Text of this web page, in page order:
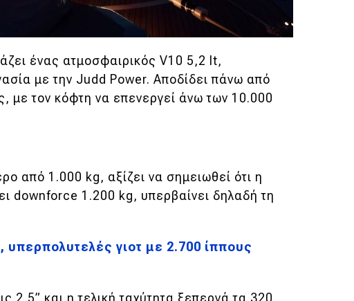
ένας ατμοσφαιρικός V10 5,2 lt,
με την Judd Power. Aποδίδει πάνω από
με τον κόφτη να επενεργεί άνω των 10.000
από 1.000 kg, αξίζει να σημειωθεί ότι η
downforce 1.200 kg, υπερβαίνει δηλαδή τη
υπερπολυτελές γιοτ με 2.700 ίππους
2,5” και η τελική ταχύτητα ξεπερνά τα 320